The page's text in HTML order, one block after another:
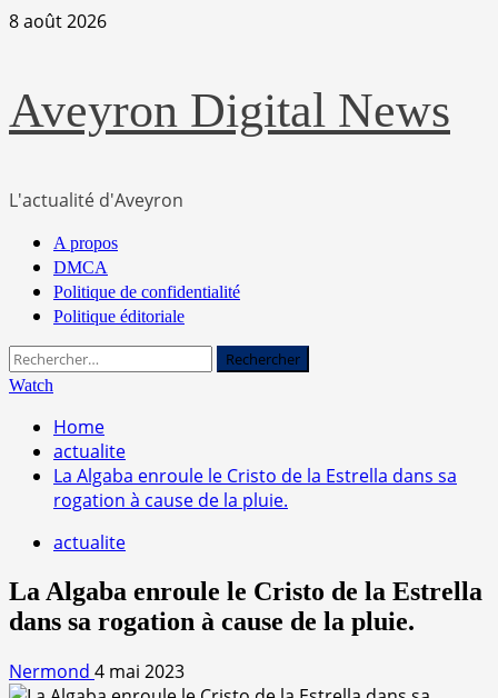
Skip
8 août 2026
Aveyron Digital News
L'actualité d'Aveyron
Primary
Menu
A propos
DMCA
Politique de confidentialité
Politique éditoriale
Rechercher :
Watch
Home
actualite
La Algaba enroule le Cristo de la Estrella dans sa
rogation à cause de la pluie.
actualite
La Algaba enroule le Cristo de la Estrella
dans sa rogation à cause de la pluie.
Nermond 4 mai 2023